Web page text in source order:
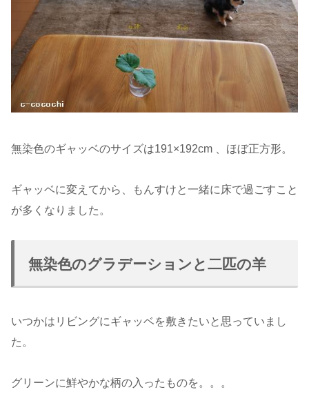
無染色のギャッベのサイズは191×192cm 、ほぼ正方形。
ギャッベに変えてから、もんすけと一緒に床で過ごすこと
が多くなりました。
無染色のグラデーションと二匹の羊
いつかはリビングにギャッベを敷きたいと思っていまし
た。
グリーンに鮮やかな柄の入ったものを。。。